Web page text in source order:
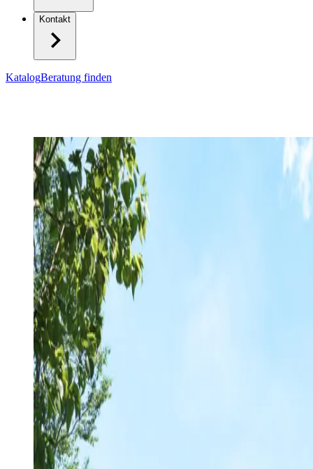
Kontakt
KatalogBeratung finden